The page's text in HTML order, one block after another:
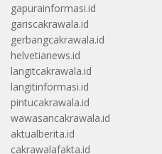
gapurainformasi.id
gariscakrawala.id
gerbangcakrawala.id
helvetianews.id
langitcakrawala.id
langitinformasi.id
pintucakrawala.id
wawasancakrawala.id
aktualberita.id
cakrawalafakta.id